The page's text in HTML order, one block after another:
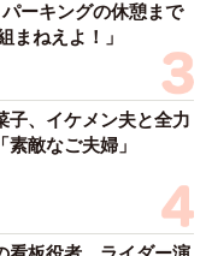
ーキングの休憩まで
ねえよ！」
子、イケメン夫と全力
敵なご夫婦」